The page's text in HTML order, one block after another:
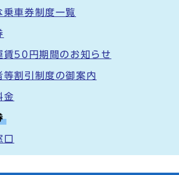
乗車券制度一覧
賃50円期間のお知らせ
等割引制度の御案内
金
口